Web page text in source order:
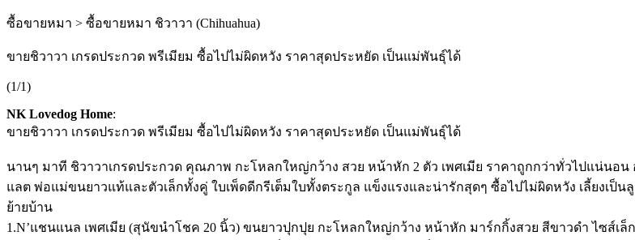
ซื้อขายหมา > ซื้อขายหมา ชิวาวา (Chihuahua)
ขายชิวาวา เกรดประกวด พรีเมียม ซื้อไปไม่ผิดหวัง ราคาสุดประหยัด เป็นแม่พันธุ์ได้
(1/1)
NK Lovedog Home:
ขายชิวาวา เกรดประกวด พรีเมียม ซื้อไปไม่ผิดหวัง ราคาสุดประหยัด เป็นแม่พันธุ์ได้
นานๆ มาที ชิวาวาเกรดประกวด คุณภาพ กะโหลกใหญ่กว้าง สวย หน้าหัก 2 ตัว เพศเมีย ราคาถูกกว่าทั่วไปแน่นอน
แลต พ่อแม่ขนยาวแท้และตัวเล็กทั้งคู่ ใบเพ็ดดีกรีเต็มใบทั้งตระกูล แข็งแรงและน่ารักสุดๆ ซื้อไปไม่ผิดหวัง เลี้ยงเป็
ย้ายบ้าน
1.N’แชนแนล เพศเมีย (สุนัขนำโชค 20 นิ้ว) ขนยาวปุกปุย กะโหลกใหญ่กว้าง หน้าหัก มาร์กกิ้งสวย สีขาวดำ ไซส์เล็ก